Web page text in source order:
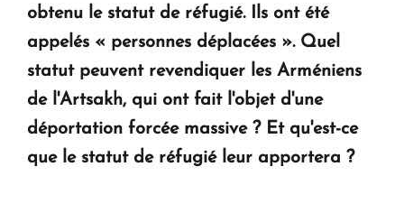
obtenu le statut de réfugié. Ils ont été
appelés « personnes déplacées ». Quel
statut peuvent revendiquer les Arméniens
de l'Artsakh, qui ont fait l'objet d'une
déportation forcée massive ? Et qu'est-ce
que le statut de réfugié leur apportera ?